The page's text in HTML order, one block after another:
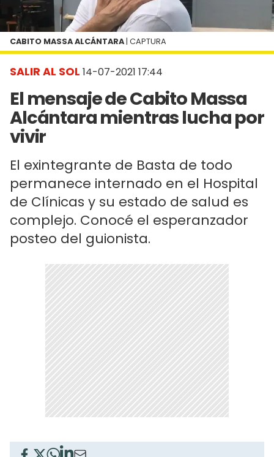
SALIR AL SOL 14-07-2021 17:44
El mensaje de Cabito Massa
Alcántara mientras lucha por
vivir
El exintegrante de Basta de todo
permanece internado en el Hospital
de Clínicas y su estado de salud es
complejo. Conocé el esperanzador
posteo del guionista.
CABITO MASSA ALCÁNTARA | CAPTURA